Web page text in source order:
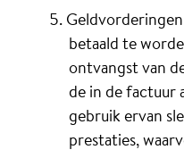
betaald te
ontvangst van
de in de factuur
gebruik ervan
prestaties,